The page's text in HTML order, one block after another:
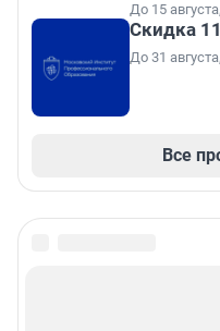
До 15
Скидка
До 31
Все